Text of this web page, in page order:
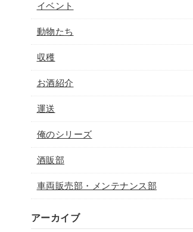
イベント
動物たち
収穫
お酒紹介
運送
俺のシリーズ
酒販部
車両販売部・メンテナンス部
アーカイブ